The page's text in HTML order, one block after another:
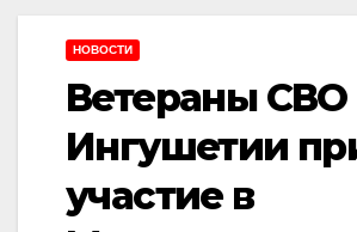
НОВОСТИ
Ветераны СВО
Ингушетии
участие в